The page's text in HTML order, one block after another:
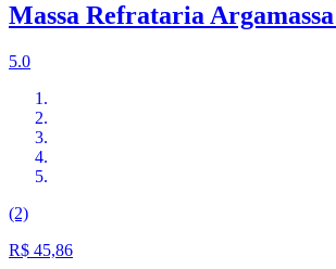
Massa Refrataria
5.0
(2)
R$ 45,86